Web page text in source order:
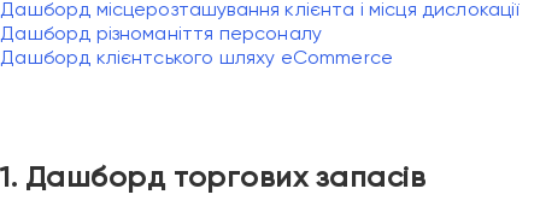
Дашборд місцерозташування клієнта і місця дислокації
Дашборд різноманіття персоналу
Дашборд клієнтського шляху eCommerce
1. Дашборд торгових запасів